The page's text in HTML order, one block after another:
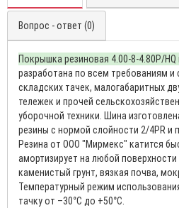
Вопрос - ответ (0)
Покрышка резиновая 4.00-8-4.80P/HQ
разработана по всем требованиям и
складских тачек, малогабаритных
тележек и прочей
уборочной техники. Шина
резины с нормой слойности 2/4PR и
Резина от ООО "Мирмекс" катится
амортизирует на любой
каменистый грунт, вязкая почва,
Температурный режим
тачку от –30°С до +50°С.